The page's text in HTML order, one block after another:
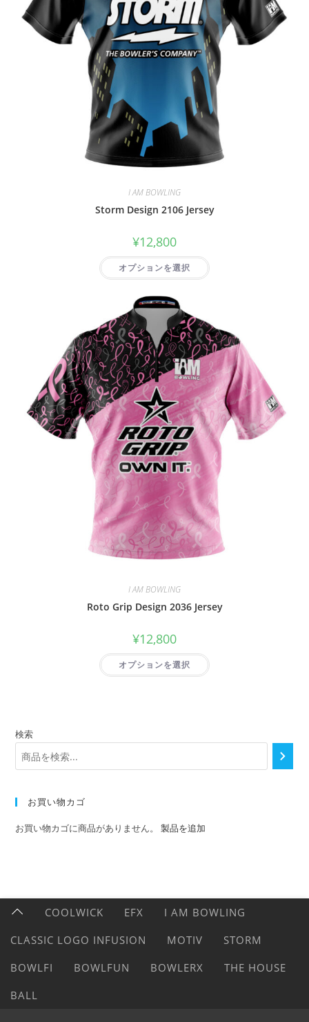
I AM BOWLING
Storm Design 2106 Jersey
¥12,800
オプションを選択
I AM BOWLING
Roto Grip Design 2036 Jersey
¥12,800
オプションを選択
検索
お買い物カゴ
お買い物カゴに商品がありません。製品を追加
COOLWICK EFX
I AM BOWLING
CLASSIC LOGO INFUSION
MOTIV
STORM
BOWLFI
BOWLFUN BOWLERX
THE HOUSE
BALL